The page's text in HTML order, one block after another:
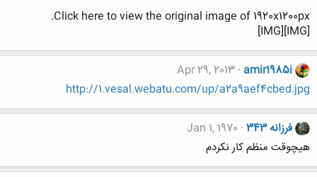
Click here to view the original image of 1920x1200px.
[IMG][IMG]
amir1985i
Apr 29, 2013
http://1.vesal.webatu.com/up/a2a9aef4cbed.jpg
فرزانه 343
Jan 1, 1970
هیچوقت منظم کار نکردم